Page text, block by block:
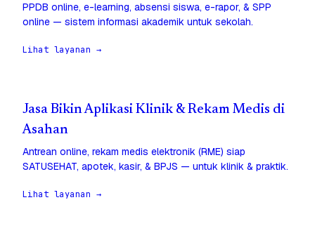
PPDB online, e-learning, absensi siswa, e-rapor, & SPP
online — sistem informasi akademik untuk sekolah.
Lihat layanan →
Jasa Bikin Aplikasi Klinik & Rekam Medis di
Asahan
Antrean online, rekam medis elektronik (RME) siap
SATUSEHAT, apotek, kasir, & BPJS — untuk klinik & praktik.
Lihat layanan →